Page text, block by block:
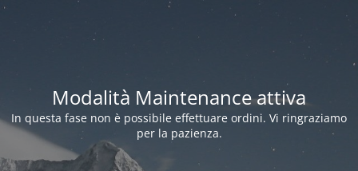
Modalità Maintenance attiva
In questa fase non è possibile effettuare ordini. Vi ringraziamo
per la pazienza.